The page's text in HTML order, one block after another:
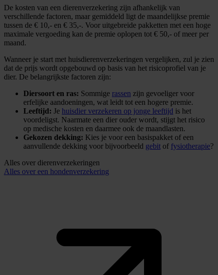
De kosten van een dierenverzekering zijn afhankelijk van
verschillende factoren, maar gemiddeld ligt de maandelijkse premie
tussen de € 10,- en € 35,-. Voor uitgebreide pakketten met een hoge
maximale vergoeding kan de premie oplopen tot € 50,- of meer per
maand.
Wanneer je start met huisdierenverzekeringen vergelijken, zul je zien
dat de prijs wordt opgebouwd op basis van het risicoprofiel van je
dier. De belangrijkste factoren zijn:
Diersoort en ras: Sommige rassen zijn gevoeliger voor
erfelijke aandoeningen, wat leidt tot een hogere premie.
Leeftijd: Je huisdier verzekeren op jonge leeftijd is het
voordeligst. Naarmate een dier ouder wordt, stijgt het risico
op medische kosten en daarmee ook de maandlasten.
Gekozen dekking: Kies je voor een basispakket of een
aanvullende dekking voor bijvoorbeeld gebit of fysiotherapie?
Alles over dierenverzekeringen
Alles over een hondenverzekering